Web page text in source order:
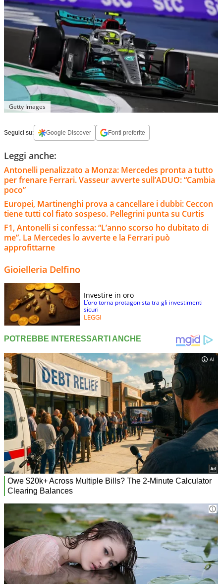
Getty Images
Seguici su: Google Discover Fonti preferite
Leggi anche:
Antonelli penalizzato a Monza: Mercedes pronta a tutto
per frenare Ferrari. Vasseur avverte sull’ADUO: “Cambia
poco”
Europei, Martinenghi prova a cancellare i dubbi: Ceccon
tiene tutti col fiato sospeso. Pellegrini punta su Curtis
F1, Antonelli si confessa: “L’anno scorso ho dubitato di
me”. La Mercedes lo avverte e la Ferrari può
approfittarne
Gioielleria Delfino
Investire in oro
L’oro torna protagonista tra gli investimenti
sicuri
LEGGI